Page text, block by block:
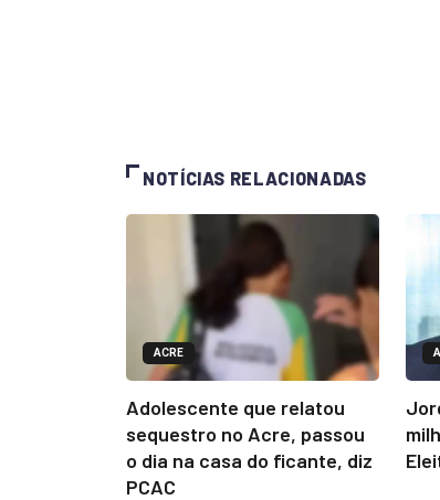
NOTÍCIAS RELACIONADAS
ACRE
Adolescente que relatou
sequestro no Acre, passou
o dia na casa do ficante, diz
PCAC